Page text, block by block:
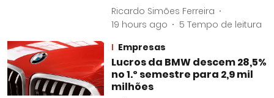
Ricardo Simões Ferreira
19 hours ago
5 Tempo de leitura
Empresas
Lucros da BMW descem 28,5%
no 1.º semestre para 2,9 mil
milhões